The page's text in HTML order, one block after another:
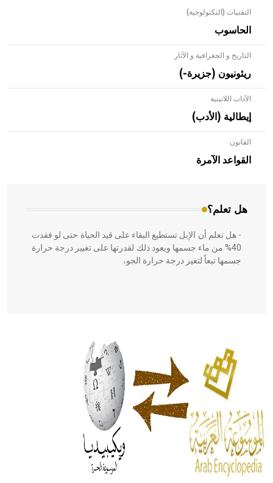
التقنيات (التكنولوجية)
الحاسوب
التاريخ و الجغرافية و الآثار
ريئونيون (جزيرة-)
الآداب اللاتينية
إيطالية (الأدب)
القانون
القواعد الآمرة
هل تعلم؟
- هل تعلم أن الأبلق نوع من الفنون الهندسية التي ارتبطت
بالعمارة الإسلامية في بلاد الشام ومصر خاصة، حيث يحرص
المعمار على بناء مداميكه وخاصة في الواجهات
- هل تعلم أن الإبل تستطيع البقاء على قيد الحياة حتى لو فقدت
40% من ماء جسمها ويعود ذلك لقدرتها على تغيير درجة حرارة
جسمها تبعاً لتغير درجة حرارة الجو،
الحكم، الأدلة، تنظيم التغذية، ورسالته في جروح الرأس. ويعود
له الفضل بأنه حرر الطب من الدين والفلسفة.
- هل تعلم أن المرجان إفراز حيواني يتكون في البحر ويتركب
من مادة كربونات الكلسيوم، وهو أحمر أو شديد الحمرة وهو
أجود أنواعه، ويمتاز بكبر الحجم ويسمى الش